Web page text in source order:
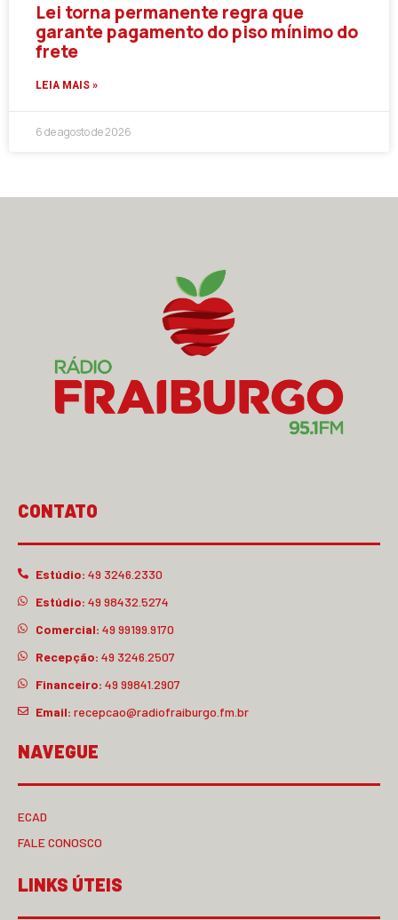
Lei torna permanente regra que
garante pagamento do piso mínimo do
frete
LEIA MAIS »
6 de agosto de 2026
CONTATO
Estúdio: 49 3246.2330
Estúdio: 49 98432.5274
Comercial: 49 99199.9170
Recepção: 49 3246.2507
Financeiro: 49 99841.2907
Email: recepcao@radiofraiburgo.fm.br
NAVEGUE
ECAD
FALE CONOSCO
LINKS ÚTEIS